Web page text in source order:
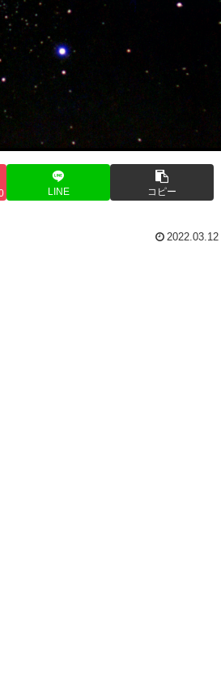
LINE コピー
2022.03.12